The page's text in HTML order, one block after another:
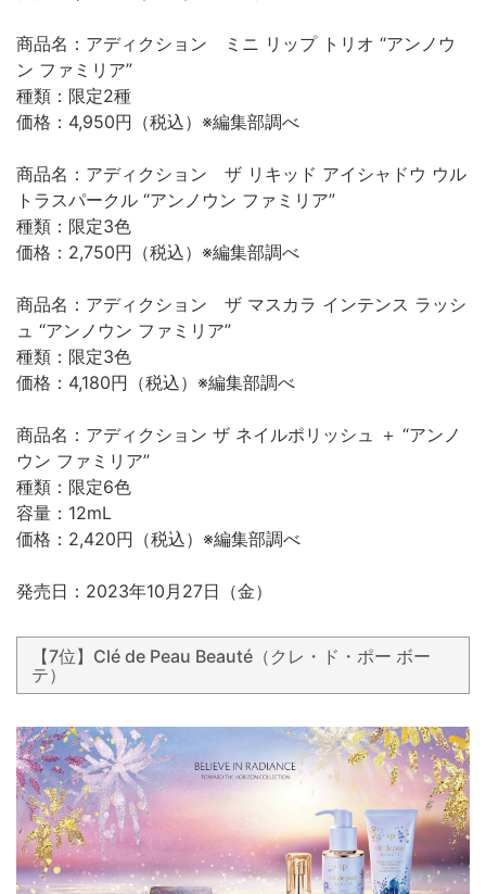
商品名：アディクション ミニ リップ トリオ “アンノウ
ン ファミリア”
種類：限定2種
価格：4,950円（税込）※編集部調べ
商品名：アディクション ザ リキッド アイシャドウ ウル
トラスパークル “アンノウン ファミリア”
種類：限定3色
価格：2,750円（税込）※編集部調べ
商品名：アディクション ザ マスカラ インテンス ラッシ
ュ “アンノウン ファミリア”
種類：限定3色
価格：4,180円（税込）※編集部調べ
商品名：アディクション ザ ネイルポリッシュ ＋ “アンノ
ウン ファミリア”
種類：限定6色
容量：12mL
価格：2,420円（税込）※編集部調べ
発売日：2023年10月27日（金）
【7位】Clé de Peau Beauté（クレ・ド・ポー ボー
テ）